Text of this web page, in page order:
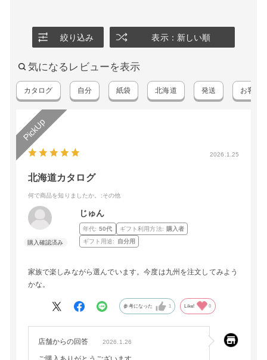
絞り込み 表示：新しい順
気になるレビューを表示
カタログ 自分 紙袋 北海道 発送 お客様
2026.1.25
北海道カタログ
何で商品を知りましたか。 :その他
じゅん
年代: 50代 ギフト利用方法: 購入者
ギフト用途:
自分用
家族で楽しみながら選んでいます。今度は九州を注文してみよう
かな。
参考になった 1 Like! 0
店舗からの回答 2026.1.26